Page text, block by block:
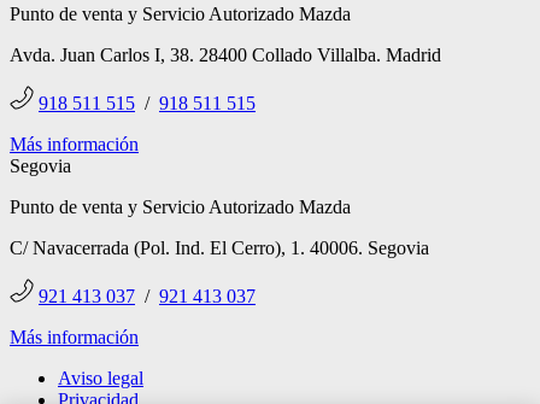
Punto de venta y Servicio Autorizado Mazda
Avda. Juan Carlos I, 38. 28400 Collado Villalba. Madrid
918 511 515 / 918 511 515
Más información
Segovia
Punto de venta y Servicio Autorizado Mazda
C/ Navacerrada (Pol. Ind. El Cerro), 1. 40006. Segovia
921 413 037 / 921 413 037
Más información
Aviso legal